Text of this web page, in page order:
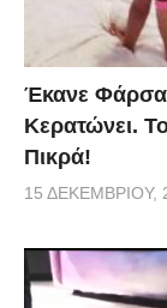
Έκανε Φάρσα
Κερατώνει.
Πικρά!
15 ΔΕΚΕΜΒΡΊΟΥ,